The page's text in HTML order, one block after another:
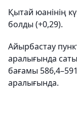
Қытай юанінің
болды (+0,29).
Айырбастау
аралығында
бағамы
аралығында.